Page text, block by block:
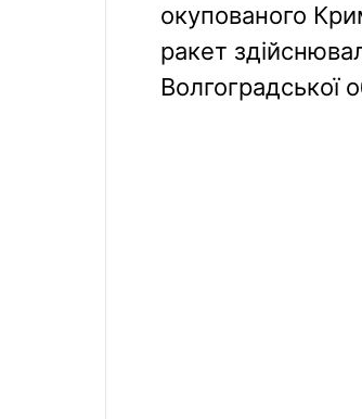
окупованого
ракет
Волгоградської